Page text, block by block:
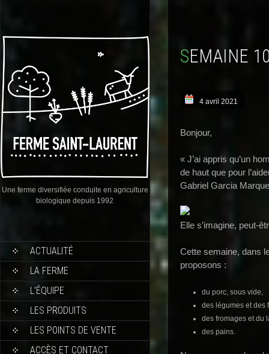
Une ferme diversifiée conduite en agriculture
biologique depuis 1992
ACTUALITÉ
LA FERME
L’ÉQUIPE
LES PRODUITS
LES POINTS DE VENTE
ACCÈS ET CONTACT
SEMAINE
4 avril 2021
Bonjour,
« J’ai appris qu’un
de haut que pour
Gabriel Garcia
Elle s’imagine, peut-
Cette semaine, dans
proposons :
du porc, sous vide,
des légumes et des
des fromages et du
des pains.